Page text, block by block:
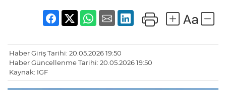
Haber Giriş Tarihi: 20.05.2026 19:50
Haber Güncellenme Tarihi: 20.05.2026 19:50
Kaynak: IGF